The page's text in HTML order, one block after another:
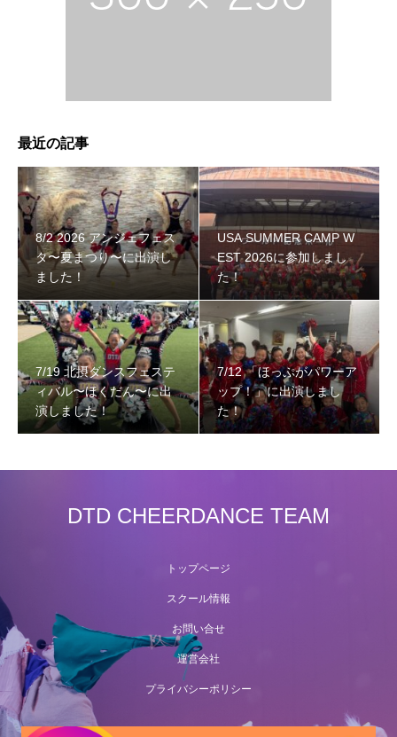
最近の記事
8/2 2026 アンジェフェス
タ〜夏まつり〜に出演し
ました！
USA SUMMER CAMP W
EST 2026に参加しまし
た！
7/19 北摂ダンスフェステ
ィバル〜ほくだん〜に出
演しました！
7/12 「ほっぷがパワーア
ップ！」に出演しまし
た！
DTD CHEERDANCE TEAM
トップページ
スクール情報
お問い合せ
運営会社
プライバシーポリシー